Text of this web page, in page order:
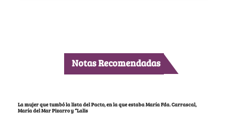
Notas Recomendadas
La mujer que tumbó la lista del Pacto, en la que estaba María Fda. Carrascal,
María del Mar Pizarro y “Lalis